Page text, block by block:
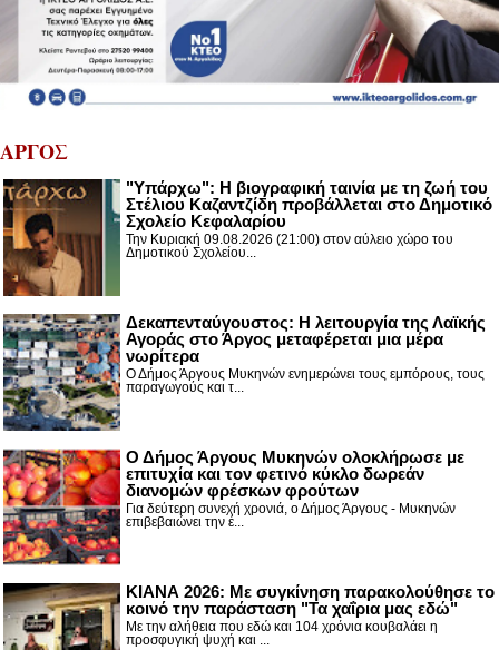
ΑΡΓΟΣ
"Υπάρχω": Η βιογραφική ταινία με τη ζωή του
Στέλιου Καζαντζίδη προβάλλεται στο Δημοτικό
Σχολείο Κεφαλαρίου
Την Κυριακή 09.08.2026 (21:00) στον αύλειο χώρο του
Δημοτικού Σχολείου...
Δεκαπενταύγουστος: H λειτουργία της Λαϊκής
Αγοράς στο Άργος μεταφέρεται μια μέρα
νωρίτερα
Ο Δήμος Άργους Μυκηνών ενημερώνει τους εμπόρους, τους
παραγωγούς και τ...
Ο Δήμος Άργους Μυκηνών ολοκλήρωσε με
επιτυχία και τον φετινό κύκλο δωρεάν
διανομών φρέσκων φρούτων
Για δεύτερη συνεχή χρονιά, ο Δήμος Άργους - Μυκηνών
επιβεβαιώνει την έ...
ΚΙΑΝΑ 2026: Με συγκίνηση παρακολούθησε το
κοινό την παράσταση "Τα χαΐρια μας εδώ"
Με την αλήθεια που εδώ και 104 χρόνια κουβαλάει η
προσφυγική ψυχή και ...